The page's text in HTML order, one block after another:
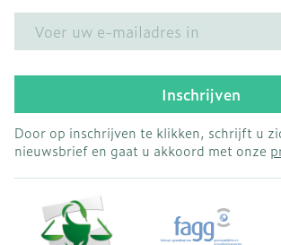
Inschrijven
Door op inschrijven te klikken, schrijft u
nieuwsbrief en gaat u akkoord met onze